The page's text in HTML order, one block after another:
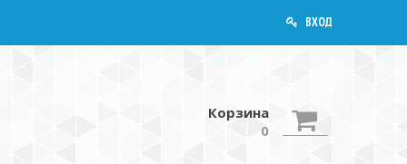
ВХОД
Корзина
0